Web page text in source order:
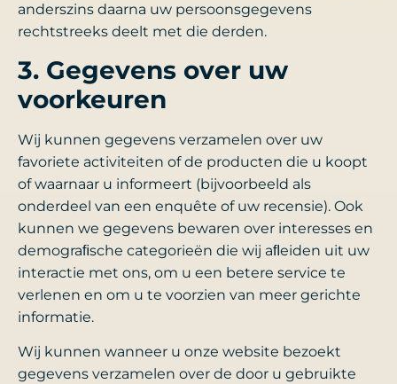
anderszins daarna uw persoonsgegevens
rechtstreeks deelt met die derden.
3. Gegevens over uw
voorkeuren
Wij kunnen gegevens verzamelen over uw
favoriete activiteiten of de producten die u koopt
of waarnaar u informeert (bijvoorbeeld als
onderdeel van een enquête of uw recensie). Ook
kunnen we gegevens bewaren over interesses en
demograﬁsche categorieën die wij aﬂeiden uit uw
interactie met ons, om u een betere service te
verlenen en om u te voorzien van meer gerichte
informatie.
Wij kunnen wanneer u onze website bezoekt
gegevens verzamelen over de door u gebruikte